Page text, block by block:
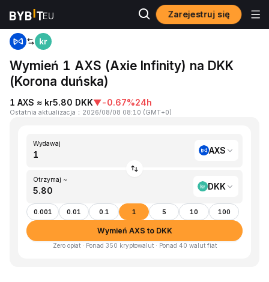
Zarejestruj się
Strona główna
Wymień 1 AXS (Axie Infinity) na DKK
(Korona duńska)
1 AXS ≈ kr5.80 DKK▼-0.67%24h
Ostatnia aktualizacja ： 2026/08/08 08:10 (GMT+0)
Wydawaj
AXS
Otrzymaj ~
DKK
0.001 0.01 0.1 1 5 10 100
Wymień AXS to DKK
Zero opłat · Ponad 350 kryptowalut · Ponad 40 walut fiat